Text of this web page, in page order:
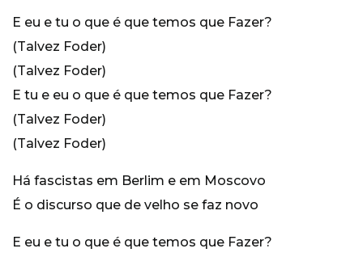
E eu e tu o que é que temos que Fazer?
(Talvez Foder)
(Talvez Foder)
E tu e eu o que é que temos que Fazer?
(Talvez Foder)
(Talvez Foder)
Há fascistas em Berlim e em Moscovo
É o discurso que de velho se faz novo
E eu e tu o que é que temos que Fazer?